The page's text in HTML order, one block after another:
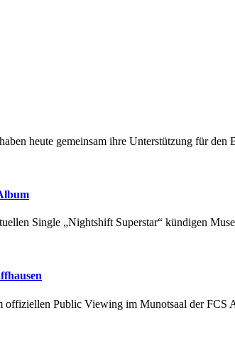
heute gemeinsam ihre Unterstützung für
Single „Nightshift Superstar“ kündigen
offiziellen Public Viewing im Munotsaal der FCS